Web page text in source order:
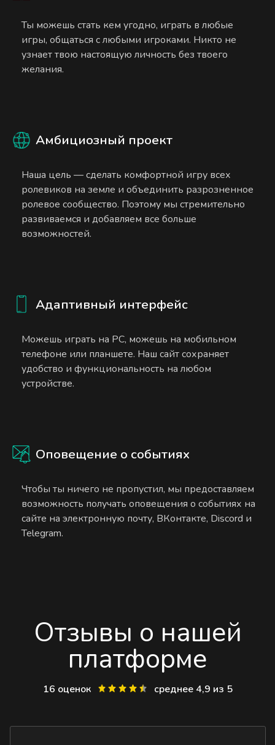
Ты можешь стать кем угодно, играть в любые
игры, общаться с любыми игроками. Никто не
узнает твою настоящую личность без твоего
желания.
Амбициозный проект
Наша цель — сделать комфортной игру всех
ролевиков на земле и объединить разрозненное
ролевое сообщество. Поэтому мы стремительно
развиваемся и добавляем все больше
возможностей.
Адаптивный интерфейс
Можешь играть на PC, можешь на мобильном
телефоне или планшете. Наш сайт сохраняет
удобство и функциональность на любом
устройстве.
Оповещение о событиях
Чтобы ты ничего не пропустил, мы предоставляем
возможность получать оповещения о событиях на
сайте на электронную почту, ВКонтакте, Discord и
Telegram.
Отзывы о нашей
платформе
16 оценок среднее 4,9 из 5